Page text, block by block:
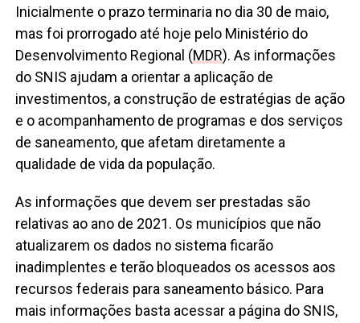
Inicialmente o prazo terminaria no dia 30 de maio,
mas foi prorrogado até hoje pelo Ministério do
Desenvolvimento Regional (MDR). As informações
do SNIS ajudam a orientar a aplicação de
investimentos, a construção de estratégias de ação
e o acompanhamento de programas e dos serviços
de saneamento, que afetam diretamente a
qualidade de vida da população.
As informações que devem ser prestadas são
relativas ao ano de 2021. Os municípios que não
atualizarem os dados no sistema ficarão
inadimplentes e terão bloqueados os acessos aos
recursos federais para saneamento básico. Para
mais informações basta acessar a página do SNIS,